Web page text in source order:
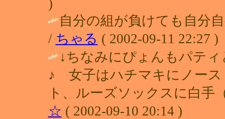
)
自分の組が負けても自分
/ ちゃる ( 2002-09-11 22:27 )
↓ちなみにぴょんもパテ
♪ 女子はハチマキにノース
ト、ルーズソックスに白手
☆ ( 2002-09-10 20:14 )